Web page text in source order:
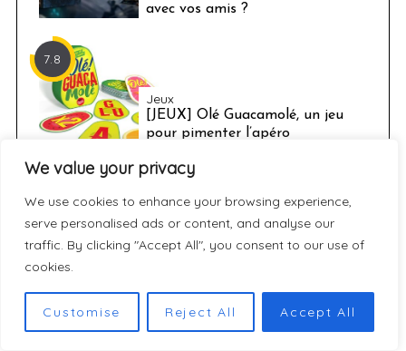
We value your privacy
We use cookies to enhance your browsing experience,
serve personalised ads or content, and analyse our
traffic. By clicking "Accept All", you consent to our use of
cookies.
Customise Reject All Accept All
avec vos amis ?
7.8
Jeux
[JEUX] Olé Guacamolé, un jeu
pour pimenter l’apéro
ARTICLES À DÉCOUVRIR